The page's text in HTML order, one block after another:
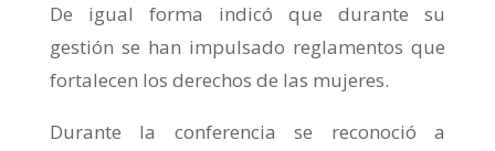
De igual forma indicó que durante su
gestión se han impulsado reglamentos que
fortalecen los derechos de las mujeres.
Durante la conferencia se reconoció a